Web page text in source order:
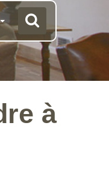
à